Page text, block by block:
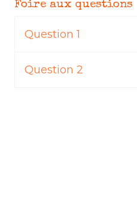
Foire aux questions
Question 1
Question 2